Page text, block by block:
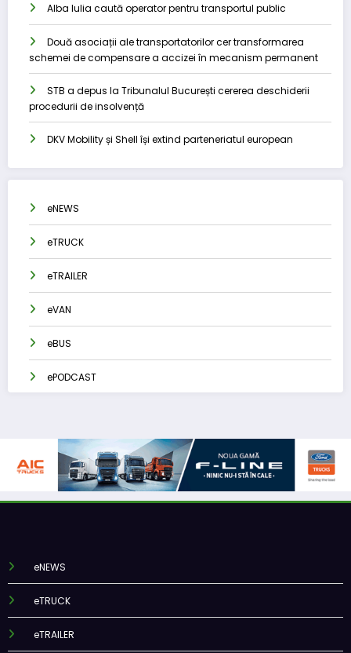
Alba Iulia caută operator pentru transportul public
Două asociații ale transportatorilor cer transformarea
schemei de compensare a accizei în mecanism permanent
STB a depus la Tribunalul București cererea deschiderii
procedurii de insolvență
DKV Mobility și Shell își extind parteneriatul european
eNEWS
eTRUCK
eTRAILER
eVAN
eBUS
ePODCAST
eNEWS
eTRUCK
eTRAILER